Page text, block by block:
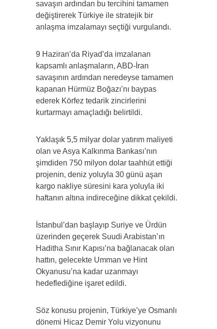
savaşın ardından bu tercihini tamamen
değiştirerek Türkiye ile stratejik bir
anlaşma imzalamayı seçtiği vurgulandı.
9 Haziran’da Riyad’da imzalanan
kapsamlı anlaşmaların, ABD-İran
savaşının ardından neredeyse tamamen
kapanan Hürmüz Boğazı’nı baypas
ederek Körfez tedarik zincirlerini
kurtarmayı amaçladığı belirtildi.
Yaklaşık 5,5 milyar dolar yatırım maliyeti
olan ve Asya Kalkınma Bankası’nın
şimdiden 750 milyon dolar taahhüt ettiği
projenin, deniz yoluyla 30 günü aşan
kargo nakliye süresini kara yoluyla iki
haftanın altına indireceğine dikkat çekildi.
İstanbul’dan başlayıp Suriye ve Ürdün
üzerinden geçerek Suudi Arabistan’ın
Haditha Sınır Kapısı’na bağlanacak olan
hattın, gelecekte Umman ve Hint
Okyanusu’na kadar uzanmayı
hedeflediğine işaret edildi.
Söz konusu projenin, Türkiye’ye Osmanlı
dönemi Hicaz Demir Yolu vizyonunu